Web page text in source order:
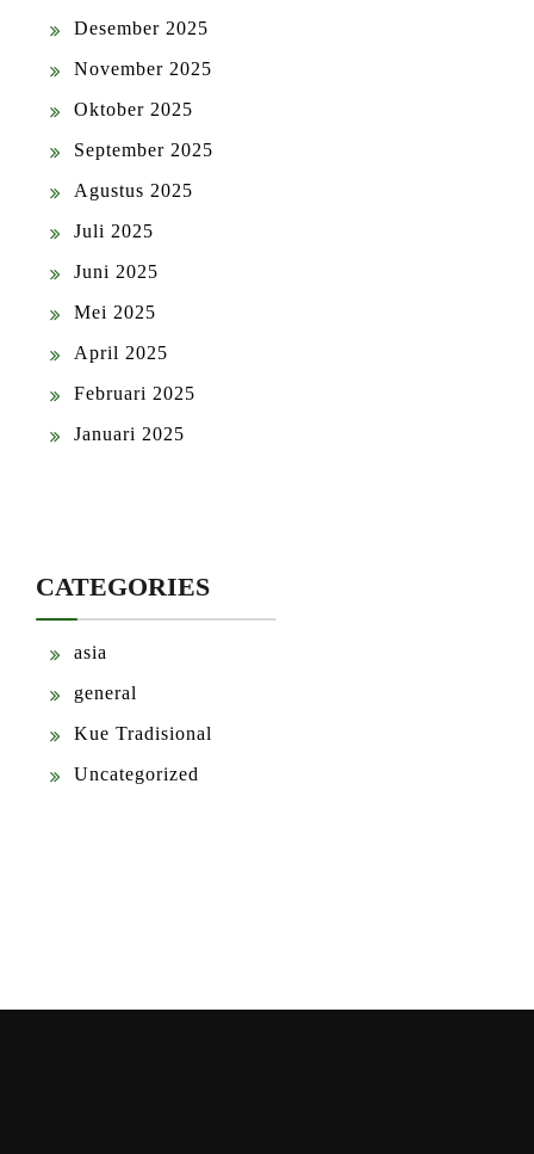
Desember 2025
November 2025
Oktober 2025
September 2025
Agustus 2025
Juli 2025
Juni 2025
Mei 2025
April 2025
Februari 2025
Januari 2025
CATEGORIES
asia
general
Kue Tradisional
Uncategorized